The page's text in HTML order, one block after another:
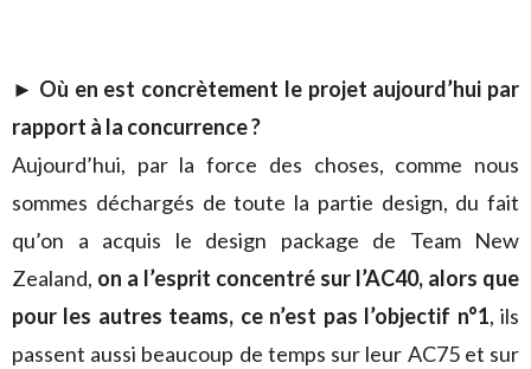
► Où en est concrètement le projet aujourd’hui par
rapport à la concurrence ?
Aujourd’hui, par la force des choses, comme nous
sommes déchargés de toute la partie design, du fait
qu’on a acquis le design package de Team New
Zealand, on a l’esprit concentré sur l’AC40, alors que
pour les autres teams, ce n’est pas l’objectif n°1, ils
passent aussi beaucoup de temps sur leur AC75 et sur